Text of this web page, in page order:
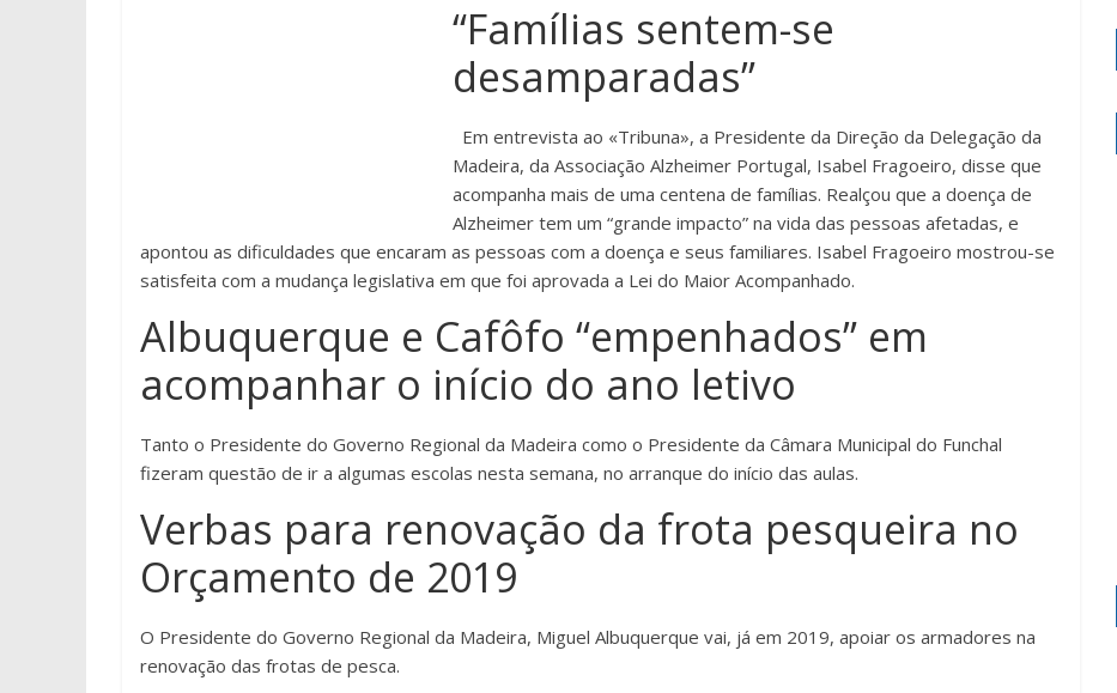
“Famílias sentem-se
desamparadas”
Em entrevista ao «Tribuna», a Presidente da Direção da Delegação da
Madeira, da Associação Alzheimer Portugal, Isabel Fragoeiro, disse que
acompanha mais de uma centena de famílias. Realçou que a doença de
Alzheimer tem um “grande impacto” na vida das pessoas afetadas, e
apontou as dificuldades que encaram as pessoas com a doença e seus familiares. Isabel Fragoeiro mostrou-se
satisfeita com a mudança legislativa em que foi aprovada a Lei do Maior Acompanhado.
Albuquerque e Cafôfo “empenhados” em
acompanhar o início do ano letivo
Tanto o Presidente do Governo Regional da Madeira como o Presidente da Câmara Municipal do Funchal
fizeram questão de ir a algumas escolas nesta semana, no arranque do início das aulas.
Verbas para renovação da frota pesqueira no
Orçamento de 2019
O Presidente do Governo Regional da Madeira, Miguel Albuquerque vai, já em 2019, apoiar os armadores na
renovação das frotas de pesca.